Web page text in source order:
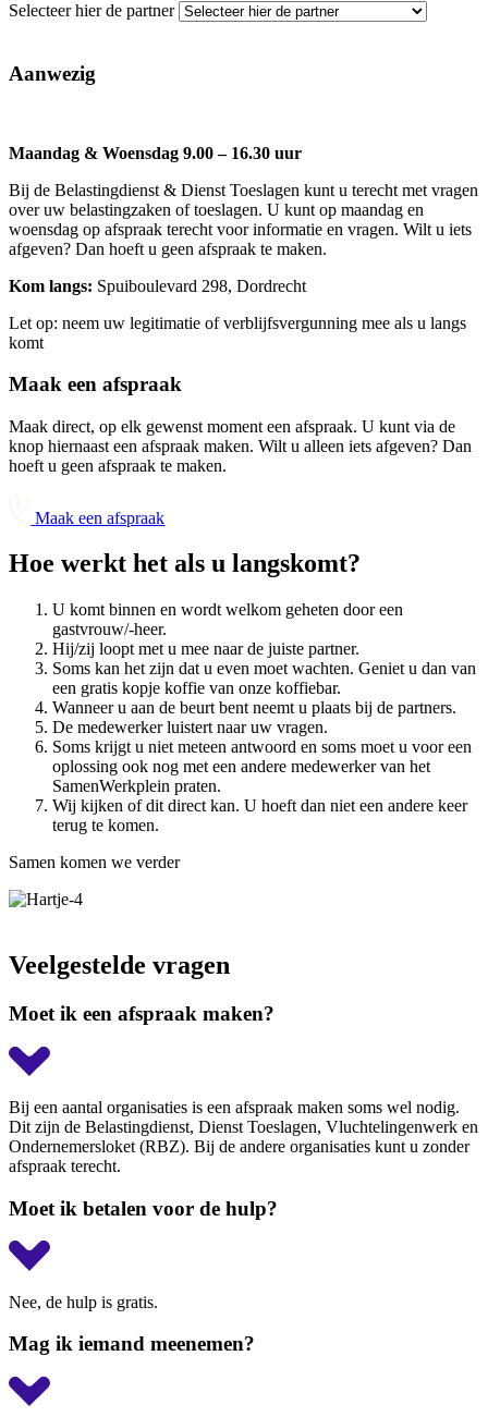
Selecteer hier de partner
Aanwezig
Maandag & Woensdag 9.00 – 16.30 uur
Bij de Belastingdienst & Dienst Toeslagen kunt u terecht met vragen
over uw belastingzaken of toeslagen. U kunt op maandag en
woensdag op afspraak terecht voor informatie en vragen. Wilt u iets
afgeven? Dan hoeft u geen afspraak te maken.
Kom langs: Spuiboulevard 298, Dordrecht
Let op: neem uw legitimatie of verblijfsvergunning mee als u langs
komt
Maak een afspraak
Maak direct, op elk gewenst moment een afspraak. U kunt via de
knop hiernaast een afspraak maken. Wilt u alleen iets afgeven? Dan
hoeft u geen afspraak te maken.
Maak een afspraak
Hoe werkt het als u langskomt?
U komt binnen en wordt welkom geheten door een
gastvrouw/-heer.
Hij/zij loopt met u mee naar de juiste partner.
Soms kan het zijn dat u even moet wachten. Geniet u dan van
een gratis kopje koffie van onze koffiebar.
Wanneer u aan de beurt bent neemt u plaats bij de partners.
De medewerker luistert naar uw vragen.
Soms krijgt u niet meteen antwoord en soms moet u voor een
oplossing ook nog met een andere medewerker van het
SamenWerkplein praten.
Wij kijken of dit direct kan. U hoeft dan niet een andere keer
terug te komen.
Samen komen we verder
Veelgestelde vragen
Moet ik een afspraak maken?
Bij een aantal organisaties is een afspraak maken soms wel nodig.
Dit zijn de Belastingdienst, Dienst Toeslagen, Vluchtelingenwerk en
Ondernemersloket (RBZ). Bij de andere organisaties kunt u zonder
afspraak terecht.
Moet ik betalen voor de hulp?
Nee, de hulp is gratis.
Mag ik iemand meenemen?